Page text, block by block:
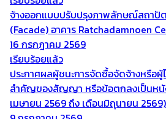
จ้างออกแบบปรับปรุงภาพลักษณ์สถาปั
(Facade) อาคาร Ratchadamnoen
16 กรกฎาคม 2569
เรียบร้อยแล้ว
ประกาศผลผู้ชนะการจัดซื้อจัดจ้างหรือผู้
สำคัญของสัญญา หรือข้อตกลงเป็นหนั
เมษายน 2569 ถึง เดือนมิถุนายน 2569)